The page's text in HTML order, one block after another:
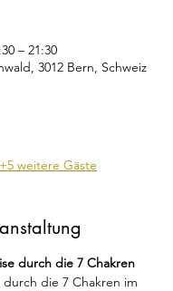
– 21:30
3012 Bern, Schweiz
+5 weitere Gäste
durch die 7 Chakren
durch die 7 Chakren im